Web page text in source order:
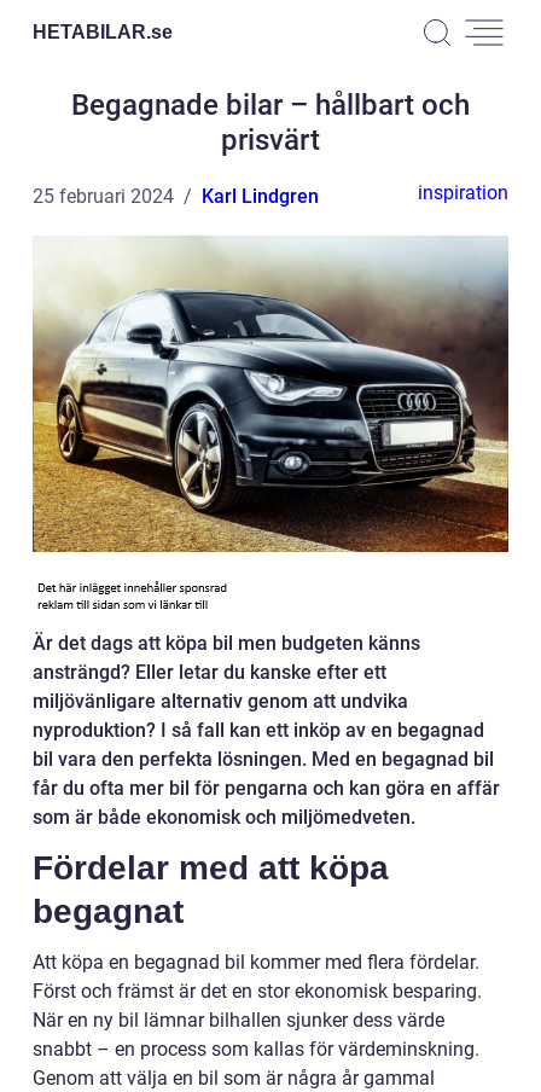
HETABILAR.se
Begagnade bilar – hållbart och
prisvärt
25 februari 2024 Karl Lindgren inspiration
Är det dags att köpa bil men budgeten känns
ansträngd? Eller letar du kanske efter ett
miljövänligare alternativ genom att undvika
nyproduktion? I så fall kan ett inköp av en begagnad
bil vara den perfekta lösningen. Med en begagnad bil
får du ofta mer bil för pengarna och kan göra en affär
som är både ekonomisk och miljömedveten.
Fördelar med att köpa
begagnat
Att köpa en begagnad bil kommer med flera fördelar.
Först och främst är det en stor ekonomisk besparing.
När en ny bil lämnar bilhallen sjunker dess värde
snabbt – en process som kallas för värdeminskning.
Genom att välja en bil som är några år gammal